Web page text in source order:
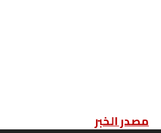
مصدر الخبر